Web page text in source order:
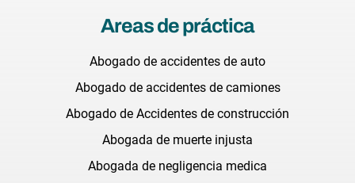
Areas de práctica
Abogado de accidentes de auto
Abogado de accidentes de camiones
Abogado de Accidentes de construcción
Abogada de muerte injusta
Abogada de negligencia medica